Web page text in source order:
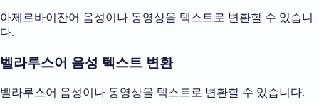
아제르바이잔어 음성이나 동영상을 텍스트로 변환할 수 있습니
다.
벨라루스어 음성 텍스트 변환
벨라루스어 음성이나 동영상을 텍스트로 변환할 수 있습니다.